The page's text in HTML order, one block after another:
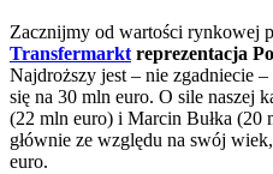
Zacznijmy od wartości rynkowej
Transfermarkt reprezentacja
Najdroższy jest – nie zgadniecie
się na 30 mln euro. O sile naszej
(22 mln euro) i Marcin Bułka (20
głównie ze względu na swój
euro.